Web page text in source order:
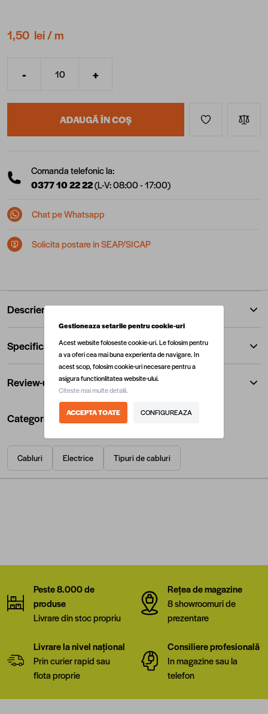
1,50 lei/ m
Cantitate
- +
ADAUGĂ ÎN COȘ
Comanda telefonic la:
0377 10 22 22(L-V: 08:00 - 17:00)
Chat pe Whatsapp
Solicita postare in SEAP/SICAP
Descriere
Specificatii
Review-uri
Categorii utile
Cabluri Electrice Tipuri de cabluri
Peste 8.000 de
produse
Livrare din stoc propriu
Rețea de magazine
8 showroomuri de
prezentare
Livrare la nivel național
Prin curier rapid sau
flota proprie
Consiliere profesională
In magazine sau la
telefon
Gestioneaza setarile pentru cookie-uri
Acest website foloseste cookie-uri. Le folosim pentru
a va oferi cea mai buna experienta de navigare. In
acest scop, folosim cookie-uri necesare pentru a
asigura functionlitatea website-ului.
Citeste mai multe detalii.
ACCEPTA TOATE CONFIGUREAZA